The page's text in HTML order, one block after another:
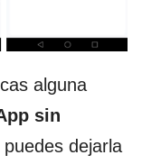
alguna
sin
dejarla